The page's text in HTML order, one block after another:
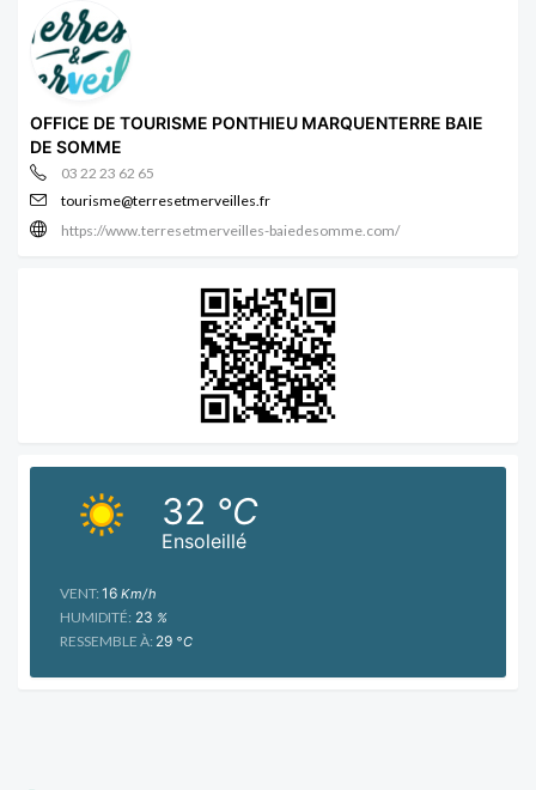
OFFICE DE TOURISME PONTHIEU MARQUENTERRE BAIE
DE SOMME
03 22 23 62 65
tourisme@terresetmerveilles.fr
https://www.terresetmerveilles-baiedesomme.com/
Ensoleillé
32 °C
VENT: 16 Km/h
HUMIDITÉ: 23 %
RESSEMBLE À: 29 °C